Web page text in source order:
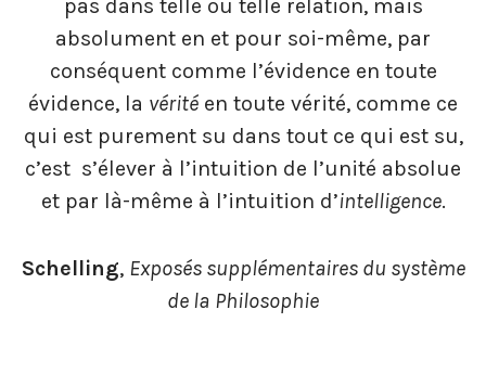
pas dans telle ou telle relation, mais
absolument en et pour soi-même, par
conséquent comme l’évidence en toute
évidence, la vérité en toute vérité, comme ce
qui est purement su dans tout ce qui est su,
c’est s’élever à l’intuition de l’unité absolue
et par là-même à l’intuition d’intelligence.
Schelling, Exposés supplémentaires du système
de la Philosophie